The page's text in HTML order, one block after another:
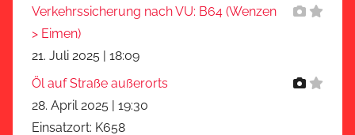
Verkehrssicherung nach VU: B64 (Wenzen
> Eimen)
21. Juli 2025
18:09
Öl auf Straße außerorts
28. April 2025 | 19:30
Einsatzort: K658